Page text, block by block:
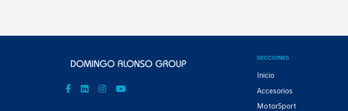
SECCIONES
Inicio
Accesorios
MotorSport